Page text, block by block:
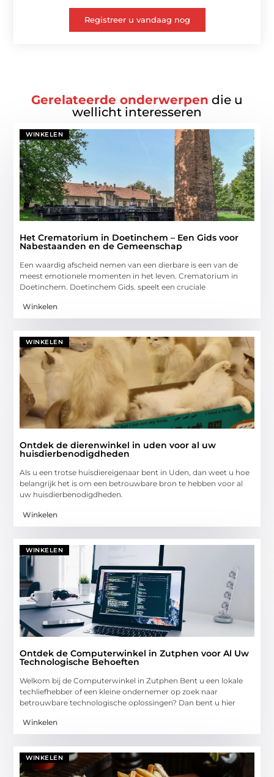
Registreer u vandaag nog
Gerelateerde onderwerpen die u
wellicht interesseren
WINKELEN
Het Crematorium in Doetinchem – Een Gids voor
Nabestaanden en de Gemeenschap
Een waardig afscheid nemen van een dierbare is een van de
meest emotionele momenten in het leven. Crematorium in
Doetinchem. Doetinchem Gids. speelt een cruciale
Winkelen
WINKELEN
Ontdek de dierenwinkel in uden voor al uw
huisdierbenodigdheden
Als u een trotse huisdiereigenaar bent in Uden, dan weet u hoe
belangrijk het is om een betrouwbare bron te hebben voor al
uw huisdierbenodigdheden.
Winkelen
WINKELEN
Ontdek de Computerwinkel in Zutphen voor Al Uw
Technologische Behoeften
Welkom bij de Computerwinkel in Zutphen Bent u een lokale
techliefhebber of een kleine ondernemer op zoek naar
betrouwbare technologische oplossingen? Dan bent u hier
Winkelen
WINKELEN